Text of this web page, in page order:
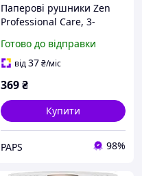
Паперові рушники Zen
Professional Care, 3-
рулон
Готово до відправки
від37₴/міс
369₴
Купити
PAPS 98%